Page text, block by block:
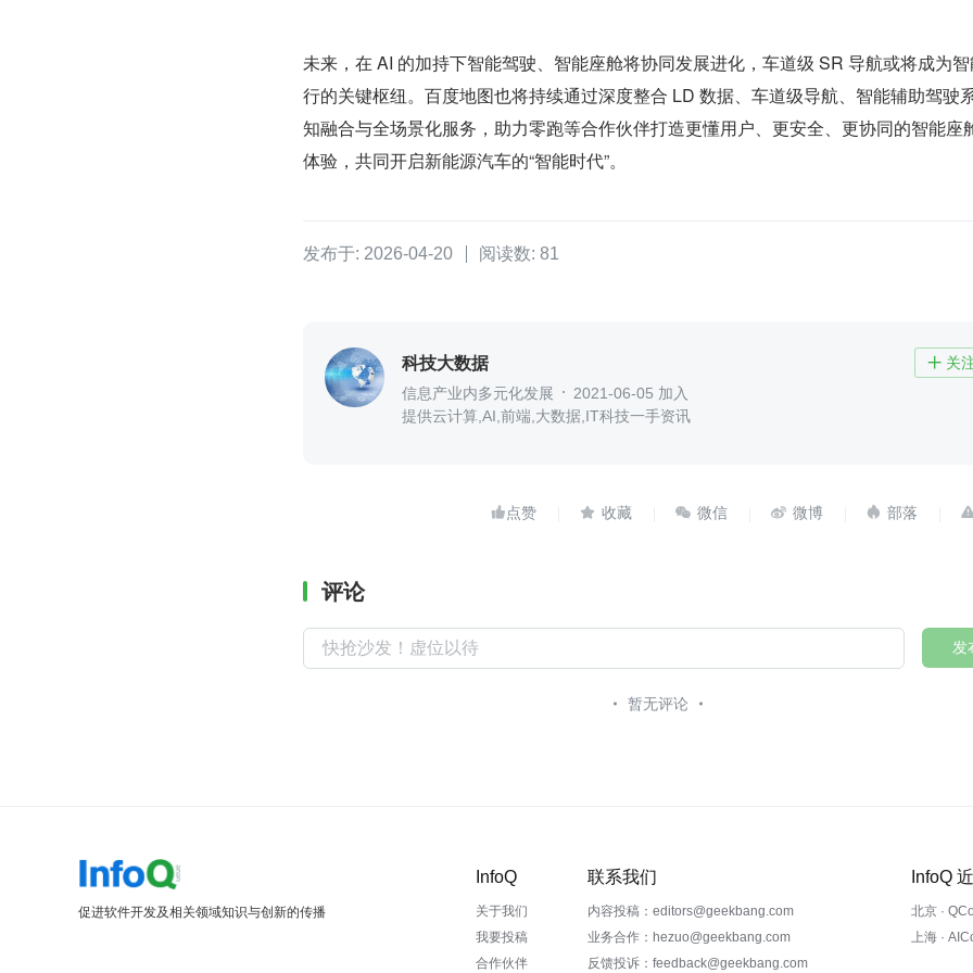
未来，在 AI 的加持下智能驾驶、智能座舱将协同发展进化，车道级 SR 导航或将成为智
行的关键枢纽。百度地图也将持续通过深度整合 LD 数据、车道级导航、智能辅助驾驶
知融合与全场景化服务，助力零跑等合作伙伴打造更懂用户、更安全、更协同的智能座
体验，共同开启新能源汽车的“智能时代”。
发布于: 2026-04-20 阅读数: 81
科技大数据  关
信息产业内多元化发展
2021-06-05 加入
提供云计算,AI,前端,大数据,IT科技一手资讯
    
评论
发
暂无评论
促进软件开发及相关领域知识与创新的传播
InfoQ
关于我们
我要投稿
合作伙伴
联系我们
内容投稿：editors@geekbang.com
业务合作：hezuo@geekbang.com
反馈投诉：feedback@geekbang.com
InfoQ
北京 ·
上海 ·